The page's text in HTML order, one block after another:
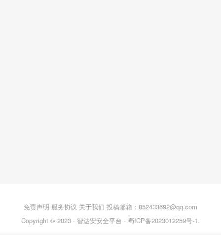
免责声明 服务协议 关于我们 投稿邮箱：852433692@qq.com
Copyright © 2023 · 智达安安全平台 · 蜀ICP备2023012259号-1.